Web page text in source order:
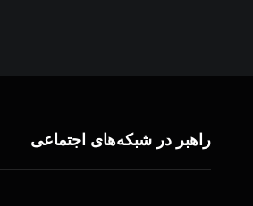
راهبر در شبکه‌های اجتماعی